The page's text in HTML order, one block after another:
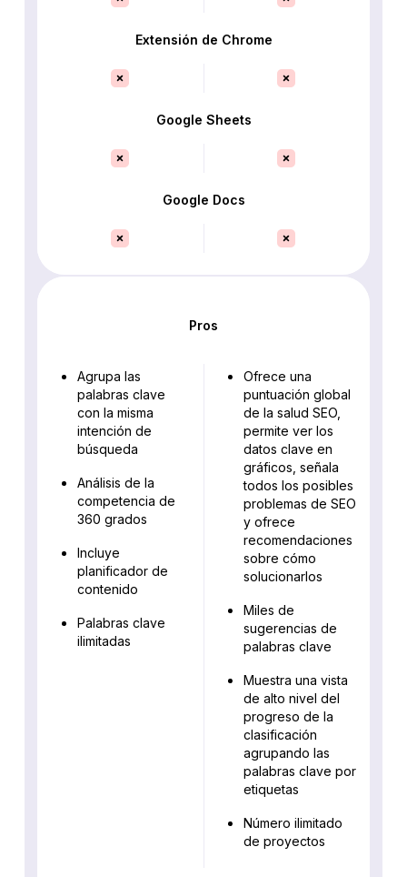
Extensión de Chrome
Google Sheets
Google Docs
Pros
Agrupa las
palabras clave
con la misma
intención de
búsqueda
Análisis de la
competencia de
360 grados
Incluye
planificador de
contenido
Palabras clave
ilimitadas
Ofrece una
puntuación global
de la salud SEO,
permite ver los
datos clave en
gráficos, señala
todos los posibles
problemas de SEO
y ofrece
recomendaciones
sobre cómo
solucionarlos
Miles de
sugerencias de
palabras clave
Muestra una vista
de alto nivel del
progreso de la
clasificación
agrupando las
palabras clave por
etiquetas
Número ilimitado
de proyectos